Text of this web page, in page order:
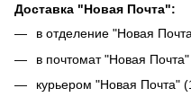
Доставка "Новая Почта":
в отделение "Новая
в почтомат "Новая
курьером "Новая Почта"